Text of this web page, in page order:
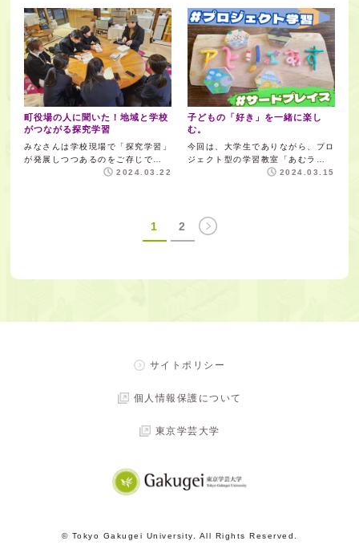
町役場の人に聞いた！地域と学校
がつながる探究学習
みなさんは学校現場で「探究学習」
が発展しつつあるのをご存じで…
2024.03.22
子どもの「好き」を一緒に楽し
む。
今回は、大学生でありながら、プロ
ジェクト型の学習教室「あむラ…
2024.03.15
1 2
サイトポリシー
個人情報保護について
東京学芸大学
© Tokyo Gakugei University. All Rights Reserved.